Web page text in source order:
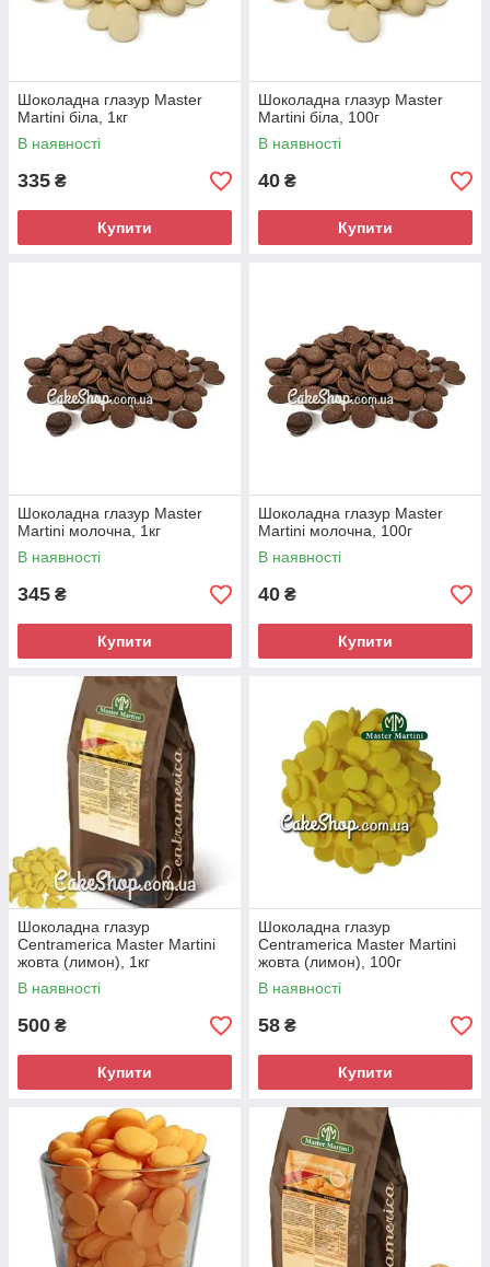
Шоколадна глазур Master
Martini біла, 1кг
В наявності
335 ₴
Купити
Шоколадна глазур Master
Martini біла, 100г
В наявності
40 ₴
Купити
Шоколадна глазур Master
Martini молочна, 1кг
В наявності
345 ₴
Купити
Шоколадна глазур Master
Martini молочна, 100г
В наявності
40 ₴
Купити
Шоколадна глазур
Centramerica Master Martini
жовта (лимон), 1кг
В наявності
500 ₴
Купити
Шоколадна глазур
Centramerica Master Martini
жовта (лимон), 100г
В наявності
58 ₴
Купити